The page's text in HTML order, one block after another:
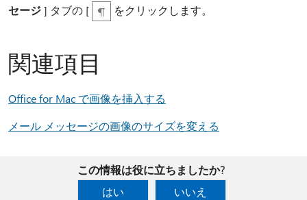
セージ] タブの [ をクリックします。
関連項目
Office for Mac で画像を挿入する
メール メッセージの画像のサイズを変える
この情報は役に立ちましたか?
はい
いいえ